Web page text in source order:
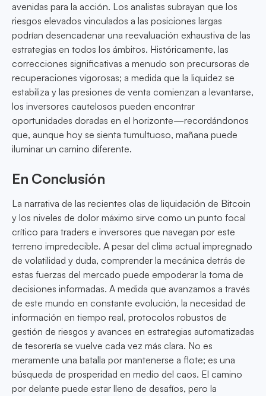
avenidas para la acción. Los analistas subrayan que los
riesgos elevados vinculados a las posiciones largas
podrían desencadenar una reevaluación exhaustiva de las
estrategias en todos los ámbitos. Históricamente, las
correcciones significativas a menudo son precursoras de
recuperaciones vigorosas; a medida que la liquidez se
estabiliza y las presiones de venta comienzan a levantarse,
los inversores cautelosos pueden encontrar
oportunidades doradas en el horizonte—recordándonos
que, aunque hoy se sienta tumultuoso, mañana puede
iluminar un camino diferente.
En Conclusión
La narrativa de las recientes olas de liquidación de Bitcoin
y los niveles de dolor máximo sirve como un punto focal
crítico para traders e inversores que navegan por este
terreno impredecible. A pesar del clima actual impregnado
de volatilidad y duda, comprender la mecánica detrás de
estas fuerzas del mercado puede empoderar la toma de
decisiones informadas. A medida que avanzamos a través
de este mundo en constante evolución, la necesidad de
información en tiempo real, protocolos robustos de
gestión de riesgos y avances en estrategias automatizadas
de tesorería se vuelve cada vez más clara. No es
meramente una batalla por mantenerse a flote; es una
búsqueda de prosperidad en medio del caos. El camino
por delante puede estar lleno de desafíos, pero la